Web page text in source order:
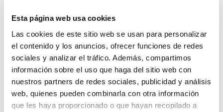
Esta página web usa cookies
Las cookies de este sitio web se usan para personalizar
el contenido y los anuncios, ofrecer funciones de redes
sociales y analizar el tráfico. Además, compartimos
información sobre el uso que haga del sitio web con
nuestros partners de redes sociales, publicidad y análisis
web, quienes pueden combinarla con otra información
que les haya proporcionado o que hayan recopilado a
¿Has olvidado tu contraseña?